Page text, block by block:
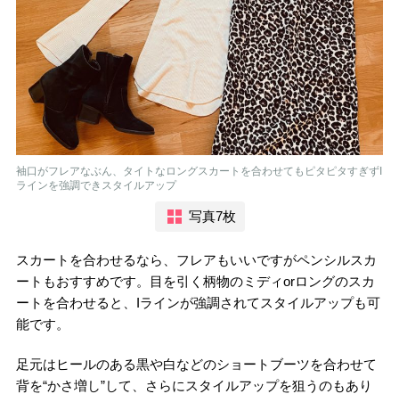
袖口がフレアなぶん、タイトなロングスカートを合わせてもピタピタすぎずI
ラインを強調できスタイルアップ
写真7枚
スカートを合わせるなら、フレアもいいですがペンシルスカ
ートもおすすめです。目を引く柄物のミディorロングのスカ
ートを合わせると、Iラインが強調されてスタイルアップも可
能です。
足元はヒールのある黒や白などのショートブーツを合わせて
背を“かさ増し”して、さらにスタイルアップを狙うのもあり